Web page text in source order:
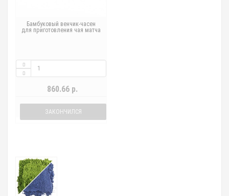
Бамбуковый венчик-часен
для приготовления чая матча
860.66 р.
ЗАКОНЧИЛСЯ